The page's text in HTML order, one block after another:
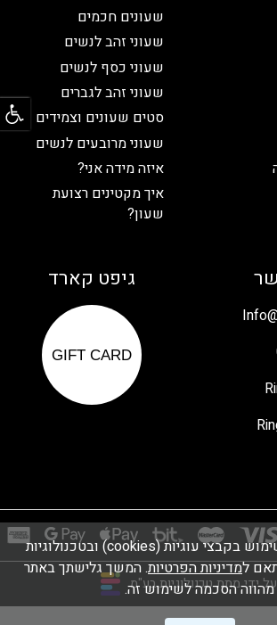
שעונים חכמים
שעוני זהב לנשים
שעוני כסף לנשים
שעוני זהב לגברים
סטים שעונים וצמידים
שעוני מרובעים לנשים
איזה מידה אני?
איך מקטינים רצועת
שעון?
גיפט קארד
GIFT CARD
ידי מתת טכנולוגיות בע"מ
באתר זה נעשה שימוש בקבצי עוגיות (cookies) ובטכנולוגיות
למדיניות הפרטיות. המשך גלישתך באתר
מהווה הסכמה לשימוש זה.